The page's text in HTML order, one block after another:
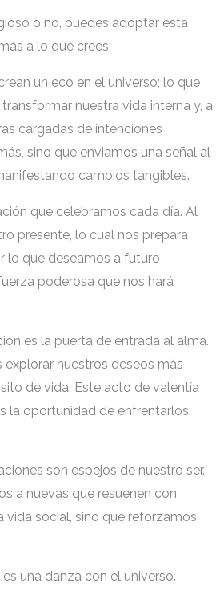
o no, puedes adoptar esta
a lo que crees.
un eco en el universo; lo que
nuestra vida interna y, a
cargadas de intenciones
sino que enviamos una señal al
cambios tangibles.
que celebramos cada día. Al
presente, lo cual nos prepara
lo que deseamos a futuro
poderosa que nos hará
es la puerta de entrada al alma.
nuestros deseos más
de vida. Este acto de valentía
la oportunidad de enfrentarlos,
son espejos de nuestro ser.
a nuevas que resuenen con
social, sino que reforzamos
una danza con el universo.